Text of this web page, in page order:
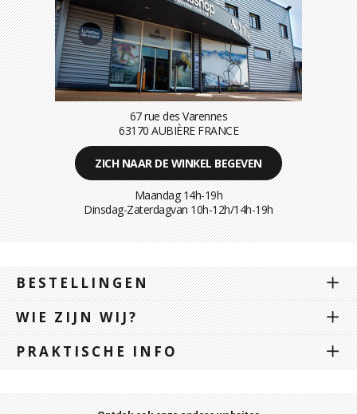
67 rue des Varennes
63170 AUBIÈRE FRANCE
ZICH NAAR DE WINKEL BEGEVEN
Maandag 14h-19h
Dinsdag-Zaterdagvan 10h-12h/14h-19h
BESTELLINGEN
WIE ZIJN WIJ?
PRAKTISCHE INFO